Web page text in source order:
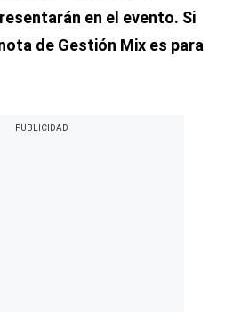
en el evento. Si
de Gestión Mix es para